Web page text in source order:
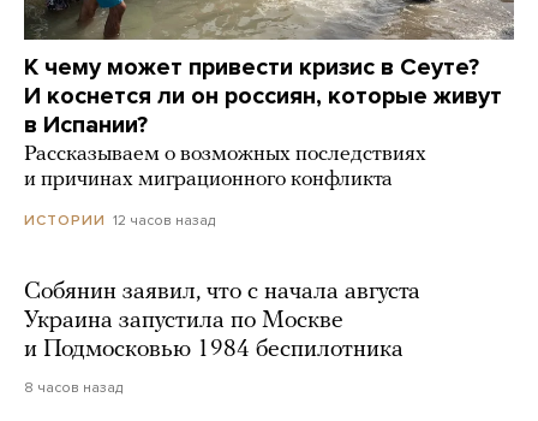
К чему может привести кризис в Сеуте?
И коснется ли он россиян, которые живут
в Испании?
Рассказываем о возможных последствиях
и причинах миграционного конфликта
ИСТОРИИ 12 часов назад
Собянин заявил, что с начала августа
Украина запустила по Москве
и Подмосковью 1984 беспилотника
8 часов назад